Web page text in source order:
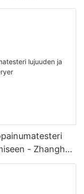
- Zhanghua